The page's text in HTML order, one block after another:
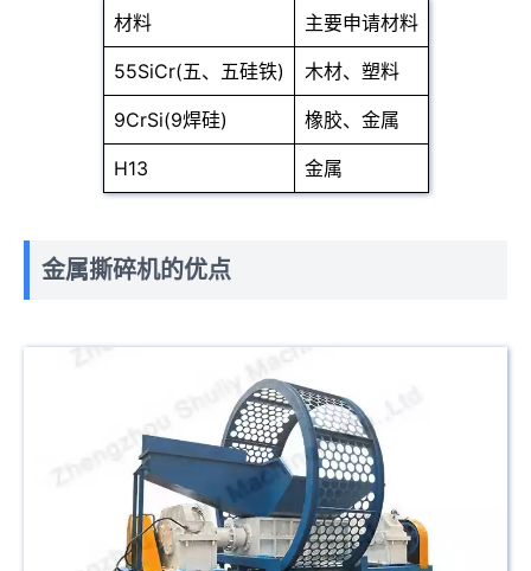
材料 主要申请材料
55SiCr(五、五硅铁) 木材、塑料
9CrSi(9焊硅) 橡胶、金属
H13 金属
金属撕碎机的优点